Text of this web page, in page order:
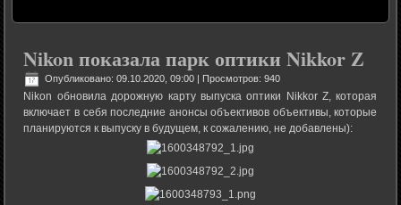
Nikon показала парк оптики Nikkor Z
Опубликовано: 09.10.2020, 09:00 | Просмотров: 940
Nikon обновила дорожную карту выпуска оптики Nikkor Z, которая
включает в себя последние анонсы объективов объективы, которые
планируются к выпуску в будущем, к сожалению, не добавлены):